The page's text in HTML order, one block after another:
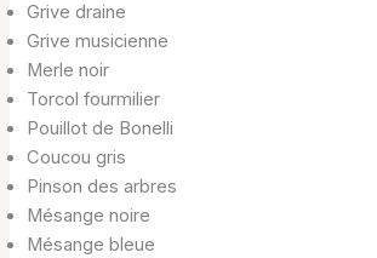
Grive draine
Grive musicienne
Merle noir
Torcol fourmilier
Pouillot de Bonelli
Coucou gris
Pinson des arbres
Mésange noire
Mésange bleue